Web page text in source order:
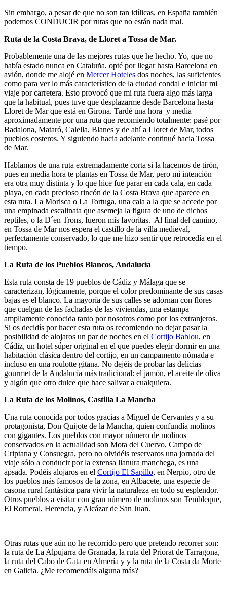
Sin embargo, a pesar de que no son tan idílicas, en España también
podemos CONDUCIR por rutas que no están nada mal.
Ruta de la Costa Brava, de Lloret a Tossa de Mar.
Probablemente una de las mejores rutas que he hecho. Yo, que no
había estado nunca en Cataluña, opté por llegar hasta Barcelona en
avión, donde me alojé en Mercer Hoteles dos noches, las suficientes
como para ver lo más característico de la ciudad condal e iniciar mi
viaje por carretera. Esto provocó que mi ruta fuera algo más larga
que la habitual, pues tuve que desplazarme desde Barcelona hasta
Lloret de Mar que está en Girona. Tardé una hora y media
aproximadamente por una ruta que recomiendo totalmente: pasé por
Badalona, Mataró, Calella, Blanes y de ahí a Lloret de Mar, todos
pueblos costeros. Y siguiendo hacia adelante continué hacia Tossa
de Mar.
Hablamos de una ruta extremadamente corta si la hacemos de tirón,
pues en media hora te plantas en Tossa de Mar, pero mi intención
era otra muy distinta y lo que hice fue parar en cada cala, en cada
playa, en cada precioso rincón de la Costa Brava que aparece en
esta ruta. La Morisca o La Tortuga, una cala a la que se accede por
una empinada escalinata que asemeja la figura de uno de dichos
reptiles, o la D´en Trons, fueron mis favoritas. Al final del camino,
en Tossa de Mar nos espera el castillo de la villa medieval,
perfectamente conservado, lo que me hizo sentir que retrocedía en el
tiempo.
La Ruta de los Pueblos Blancos, Andalucía
Esta ruta consta de 19 pueblos de Cádiz y Málaga que se
caracterizan, lógicamente, porque el color predominante de sus casas
bajas es el blanco. La mayoría de sus calles se adornan con flores
que cuelgan de las fachadas de las viviendas, una estampa
ampliamente conocida tanto por nosotros como por los extranjeros.
Si os decidís por hacer esta ruta os recomiendo no dejar pasar la
posibilidad de alojaros un par de noches en el Cortijo Bablou, en
Cádiz, un hotel súper original en el que puedes elegir dormir en una
habitación clásica dentro del cortijo, en un campamento nómada e
incluso en una roulotte gitana. No dejéis de probar las delicias
gourmet de la Andalucía más tradicional: el jamón, el aceite de oliva
y algún que otro dulce que hace salivar a cualquiera.
La Ruta de los Molinos, Castilla La Mancha
Una ruta conocida por todos gracias a Miguel de Cervantes y a su
protagonista, Don Quijote de la Mancha, quien confundía molinos
con gigantes. Los pueblos con mayor número de molinos
conservados en la actualidad son Mota del Cuervo, Campo de
Criptana y Consuegra, pero no olvidéis reservaros una jornada del
viaje sólo a conducir por la extensa llanura manchega, es una
apsada. Podéis alojaros en el Cortijo El Sapillo, en Nerpio, otro de
los pueblos más famosos de la zona, en Albacete, una especie de
casona rural fantástica para vivir la naturaleza en todo su esplendor.
Otros pueblos a visitar con gran número de molinos son Tembleque,
El Romeral, Herencia, y Alcázar de San Juan.
Otras rutas que aún no he recorrido pero que pretendo recorrer son:
la ruta de La Alpujarra de Granada, la ruta del Priorat de Tarragona,
la ruta del Cabo de Gata en Almería y y la ruta de la Costa da Morte
en Galicia. ¿Me recomendáis alguna más?